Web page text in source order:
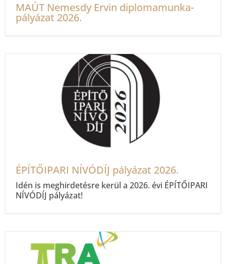
MAÚT Nemesdy Ervin diplomamunka-
pályázat 2026.
ÉPÍTŐIPARI NÍVÓDÍJ pályázat 2026.
Idén is meghirdetésre kerül a 2026. évi ÉPÍTŐIPARI
NÍVÓDÍJ pályázat!